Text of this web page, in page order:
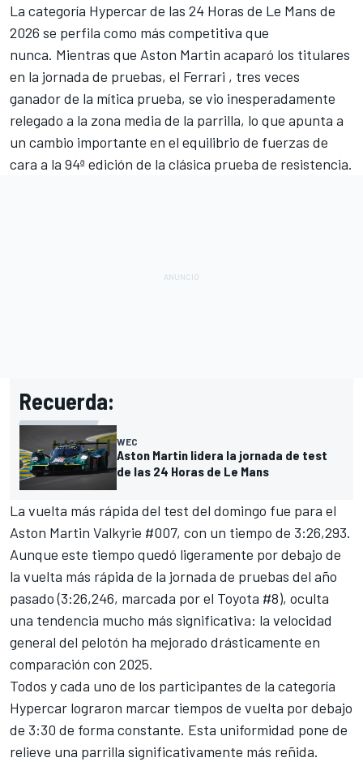
La categoría Hypercar de las 24 Horas de Le Mans de
2026 se perfila como más competitiva que
nunca. Mientras que Aston Martin acaparó los titulares
en la jornada de pruebas, el Ferrari , tres veces
ganador de la mítica prueba, se vio inesperadamente
relegado a la zona media de la parrilla, lo que apunta a
un cambio importante en el equilibrio de fuerzas de
cara a la 94ª edición de la clásica prueba de resistencia.
Recuerda:
WEC
Aston Martin lidera la jornada de test
de las 24 Horas de Le Mans
La vuelta más rápida del test del domingo fue para el
Aston Martin Valkyrie #007, con un tiempo de 3:26,293.
Aunque este tiempo quedó ligeramente por debajo de
la vuelta más rápida de la jornada de pruebas del año
pasado (3:26,246, marcada por el Toyota #8), oculta
una tendencia mucho más significativa: la velocidad
general del pelotón ha mejorado drásticamente en
comparación con 2025.
Todos y cada uno de los participantes de la categoría
Hypercar lograron marcar tiempos de vuelta por debajo
de 3:30 de forma constante. Esta uniformidad pone de
relieve una parrilla significativamente más reñida.